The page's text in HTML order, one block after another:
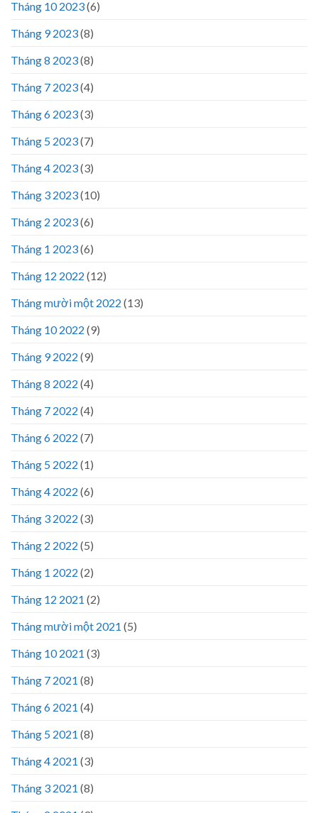
Tháng 10 2023(6)
Tháng 9 2023(8)
Tháng 8 2023(8)
Tháng 7 2023(4)
Tháng 6 2023(3)
Tháng 5 2023(7)
Tháng 4 2023(3)
Tháng 3 2023(10)
Tháng 2 2023(6)
Tháng 1 2023(6)
Tháng 12 2022 (12)
Tháng mười một 2022 (13)
Tháng 10 2022 (9)
Tháng 9 2022 (9)
Tháng 8 2022 (4)
Tháng 7 2022 (4)
Tháng 6 2022 (7)
Tháng 5 2022 (1)
Tháng 4 2022 (6)
Tháng 3 2022 (3)
Tháng 2 2022 (5)
Tháng 1 2022 (2)
Tháng 12 2021 (2)
Tháng mười một 2021 (5)
Tháng 10 2021 (3)
Tháng 7 2021 (8)
Tháng 6 2021 (4)
Tháng 5 2021 (8)
Tháng 4 2021 (3)
Tháng 3 2021 (8)